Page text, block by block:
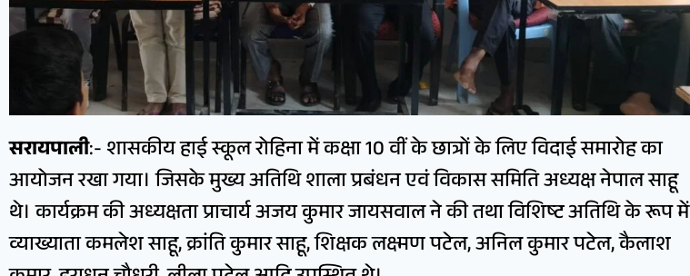
सरायपाली:- शासकीय हाई स्कूल रोहिना में कक्षा 10 वीं के छात्रों के लिए विदाई समारोह का
आयोजन रखा गया। जिसके मुख्य अतिथि शाला प्रबंधन एवं विकास समिति अध्यक्ष नेपाल साहू
थे। कार्यक्रम की अध्यक्षता प्राचार्य अजय कुमार जायसवाल ने की तथा विशिष्ट अतिथि के रूप में
व्याख्याता कमलेश साहू, क्रांति कुमार साहू, शिक्षक लक्ष्मण पटेल, अनिल कुमार पटेल, कैलाश